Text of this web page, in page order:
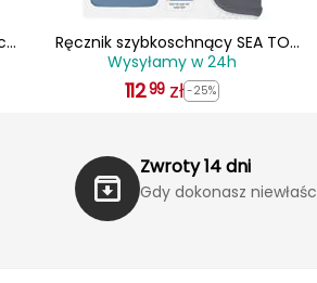
Ręcznik szybkoschnący SEA TO
SUMMIT Drylite Towel granatowy
Wysyłamy w 24h
11299 zł -25%
Zwroty 14 dni
Gdy dokonasz